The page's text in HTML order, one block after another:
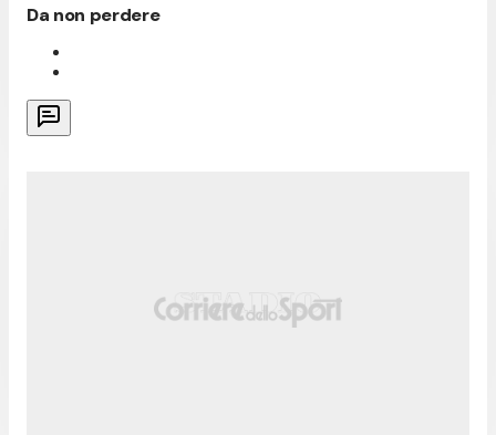
Da non perdere